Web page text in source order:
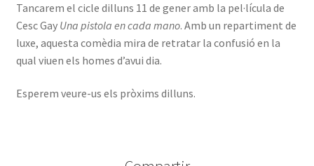
Tancarem el cicle dilluns 11 de gener amb la pel·lícula de
Cesc Gay Una pistola en cada mano. Amb un repartiment de
luxe, aquesta comèdia mira de retratar la confusió en la
qual viuen els homes d’avui dia.
Esperem veure-us els pròxims dilluns.